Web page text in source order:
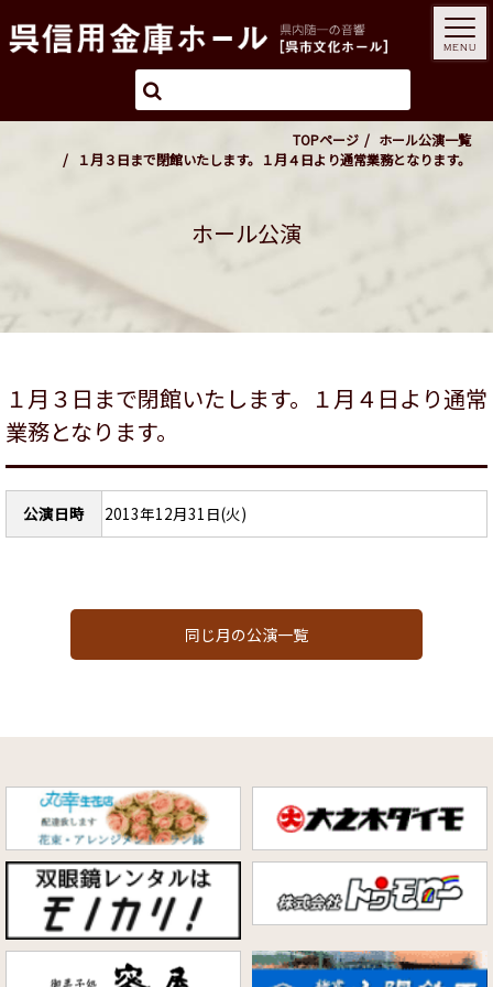
TOPページ
ホール公演一覧
１月３日まで閉館いたします。１月４日より通常業務となります。
ホール公演
１月３日まで閉館いたします。１月４日より通常
業務となります。
公演日時 2013年12月31日(火)
同じ月の公演一覧
MENU